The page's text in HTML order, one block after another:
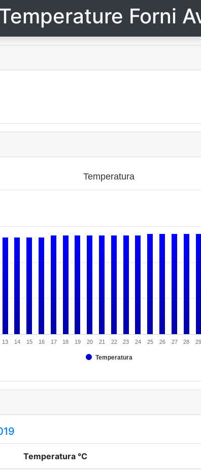
Forni
Temperatura
Temperatura
13 14 15 16 17 18 19 20 21 22 23 24 25 26 27 28 29
Temperatura °C